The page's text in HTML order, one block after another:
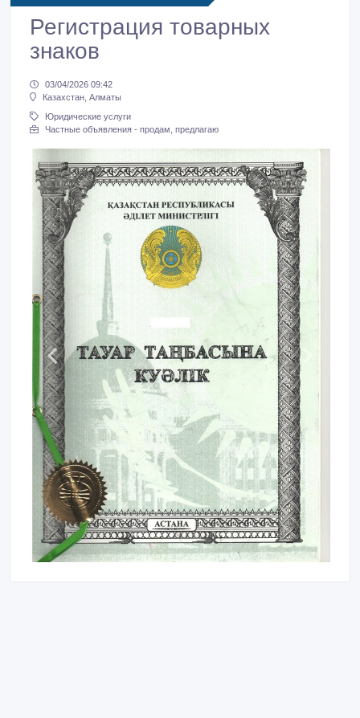
Регистрация товарных
знаков
03/04/2026 09:42
Казахстан, Алматы
Юридические услуги
Частные объявления - продам, предлагаю